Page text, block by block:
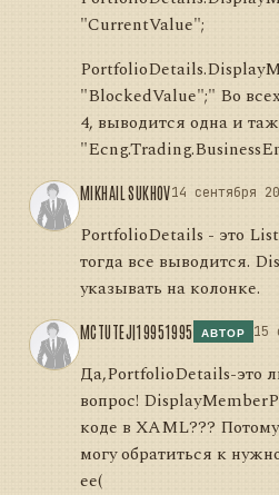
"CurrentValue";
"BlockedValue";" Во
4, выводится одна и
MIKHAIL SUKHOV14 сентября
PortfolioDetails - это
тогда все выводится.
указывать на колонке.
MCTUTEJ|19951995 АВТОР 15
Да,PortfolioDetails-это
вопрос!
коде в XAML???
могу обратиться к
ее(